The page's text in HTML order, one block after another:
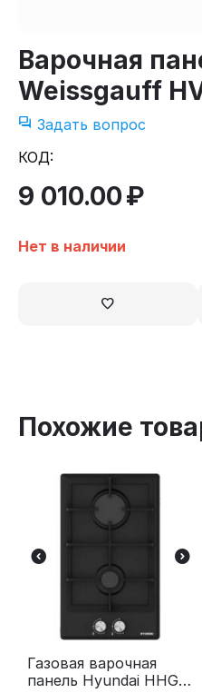
Варочная
Weissgauff
Задать вопрос
КОД:
9 010.00₽
Нет в наличии
Похожие
Газовая варочная
панель Hyundai HHG